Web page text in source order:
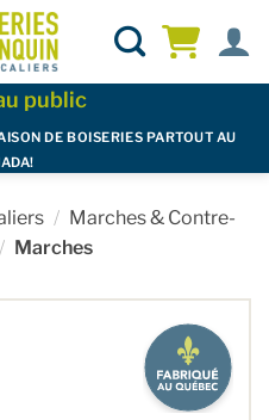
public
DE BOISERIES PARTOUT AU
/ Marches & Contre-
/ Marches